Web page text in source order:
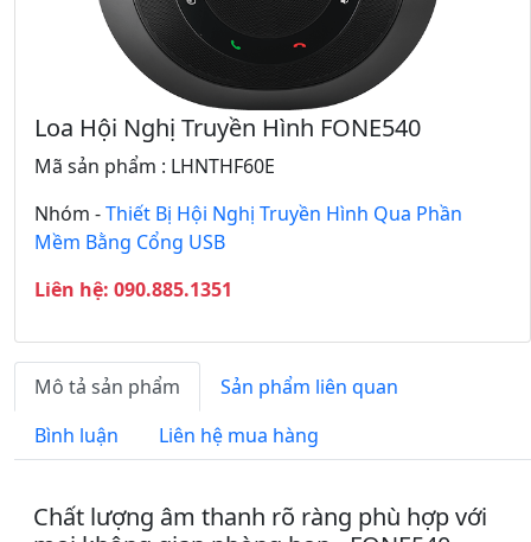
ạ
Loa Hội Nghị Truyền Hình FONE540
Mã sản phẩm : LHNTHF60E
Nhóm -Thiết Bị Hội Nghị Truyền Hình Qua Phần
Mềm Bằng Cổng USB
Liên hệ: 090.885.1351
Mô tả sản phẩm
Sản phẩm liên quan
Bình luận
Liên hệ mua hàng
Chất lượng âm thanh rõ ràng phù hợp với